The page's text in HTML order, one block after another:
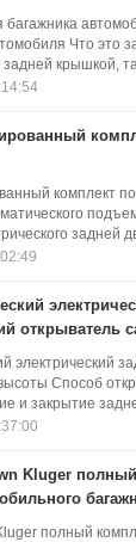
Что это
задней крышкой,
комплект
задней
открыватель
электрический
Способ
и закрытие
Kluger
полный